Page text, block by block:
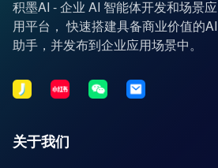
积墨AI - 企业 AI 智能体开发和场景应
用平台， 快速搭建具备商业价值的AI
助手，并发布到企业应用场景中。
关于我们